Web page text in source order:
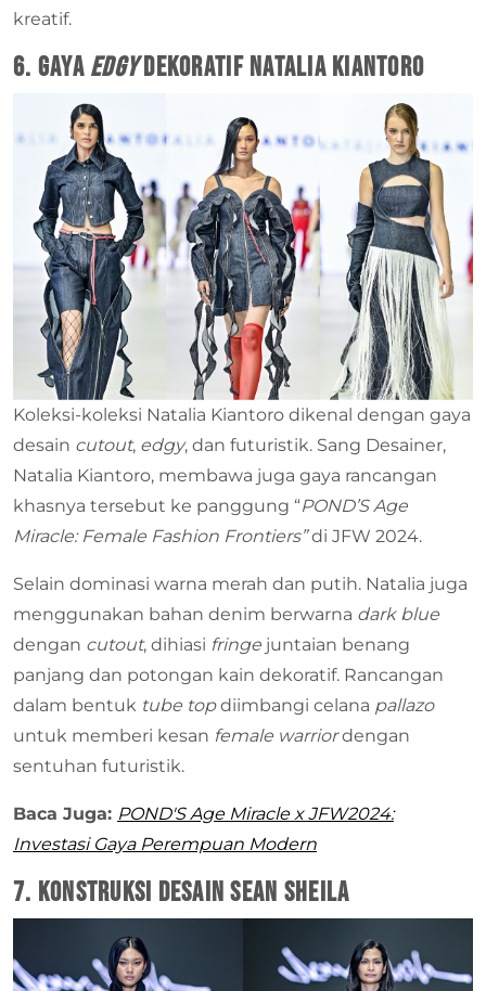
kreatif.
6. GayaEdgyDekoratif Natalia Kiantoro
Koleksi-koleksi Natalia Kiantoro dikenal dengan gaya
desain cutout, edgy, dan futuristik. Sang Desainer,
Natalia Kiantoro, membawa juga gaya rancangan
khasnya tersebut ke panggung “POND’S Age
Miracle: Female Fashion Frontiers”di JFW 2024.
Selain dominasi warna merah dan putih. Natalia juga
menggunakan bahan denim berwarna dark blue
dengan cutout, dihiasi fringe juntaian benang
panjang dan potongan kain dekoratif. Rancangan
dalam bentuk tube topdiimbangi celana pallazo
untuk memberi kesan female warriordengan
sentuhan futuristik.
Baca Juga: POND'S Age Miracle x JFW2024:
Investasi Gaya Perempuan Modern
7. Konstruksi Desain Sean Sheila